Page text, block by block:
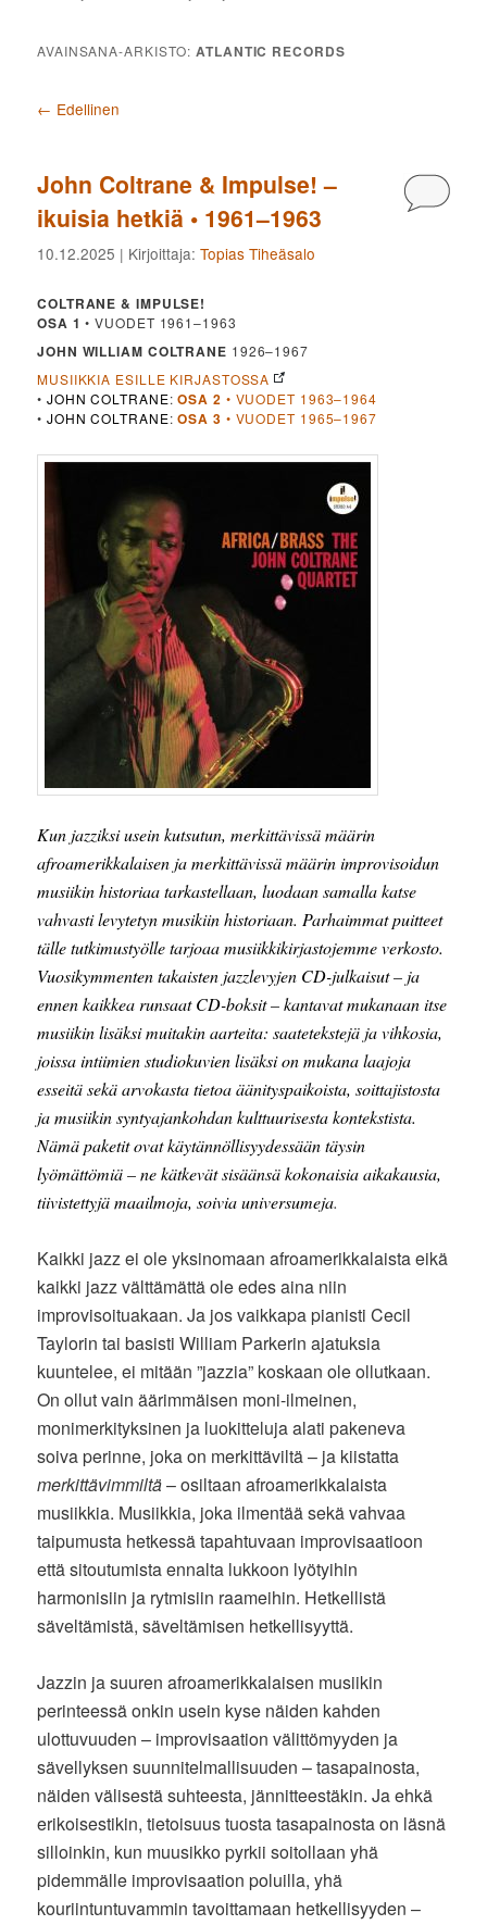
AVAINSANA-ARKISTO:ATLANTIC RECORDS
Artikkelien selaus
← Edellinen
John Coltrane & Impulse! –
ikuisia hetkiä • 1961–1963
10.12.2025 | Kirjoittaja:Topias Tiheäsalo
COLTRANE & IMPULSE!
OSA 1 • VUODET 1961–1963
JOHN WILLIAM COLTRANE 1926–1967
MUSIIKKIA ESILLE KIRJASTOSSA
• JOHN COLTRANE:OSA 2 • VUODET 1963–1964
• JOHN COLTRANE:OSA 3 • VUODET 1965–1967
Kun jazziksi usein kutsutun, merkittävissä määrin
afroamerikkalaisen ja merkittävissä määrin improvisoidun
musiikin historiaa tarkastellaan, luodaan samalla katse
vahvasti levytetyn musikiin historiaan. Parhaimmat puitteet
tälle tutkimustyölle tarjoaa musiikkikirjastojemme verkosto.
Vuosikymmenten takaisten jazzlevyjen CD-julkaisut – ja
ennen kaikkea runsaat CD-boksit – kantavat mukanaan itse
musiikin lisäksi muitakin aarteita: saatetekstejä ja vihkosia,
joissa intiimien studiokuvien lisäksi on mukana laajoja
esseitä sekä arvokasta tietoa äänityspaikoista, soittajistosta
ja musiikin syntyajankohdan kulttuurisesta kontekstista.
Nämä paketit ovat käytännöllisyydessään täysin
lyömättömiä – ne kätkevät sisäänsä kokonaisia aikakausia,
tiivistettyjä maailmoja, soivia universumeja.
Kaikki jazz ei ole yksinomaan afroamerikkalaista eikä
kaikki jazz välttämättä ole edes aina niin
improvisoituakaan. Ja jos vaikkapa pianisti Cecil
Taylorin tai basisti William Parkerin ajatuksia
kuuntelee, ei mitään ”jazzia” koskaan ole ollutkaan.
On ollut vain äärimmäisen moni-ilmeinen,
monimerkityksinen ja luokitteluja alati pakeneva
soiva perinne, joka on merkittäviltä – ja kiistatta
merkittävimmiltä– osiltaan afroamerikkalaista
musiikkia. Musiikkia, joka ilmentää sekä vahvaa
taipumusta hetkessä tapahtuvaan improvisaatioon
että sitoutumista ennalta lukkoon lyötyihin
harmonisiin ja rytmisiin raameihin. Hetkellistä
säveltämistä, säveltämisen hetkellisyyttä.
Jazzin ja suuren afroamerikkalaisen musiikin
perinteessä onkin usein kyse näiden kahden
ulottuvuuden – improvisaation välittömyyden ja
sävellyksen suunnitelmallisuuden – tasapainosta,
näiden välisestä suhteesta, jännitteestäkin. Ja ehkä
erikoisestikin, tietoisuus tuosta tasapainosta on läsnä
silloinkin, kun muusikko pyrkii soitollaan yhä
pidemmälle improvisaation poluilla, yhä
kouriintuntuvammin tavoittamaan hetkellisyyden –